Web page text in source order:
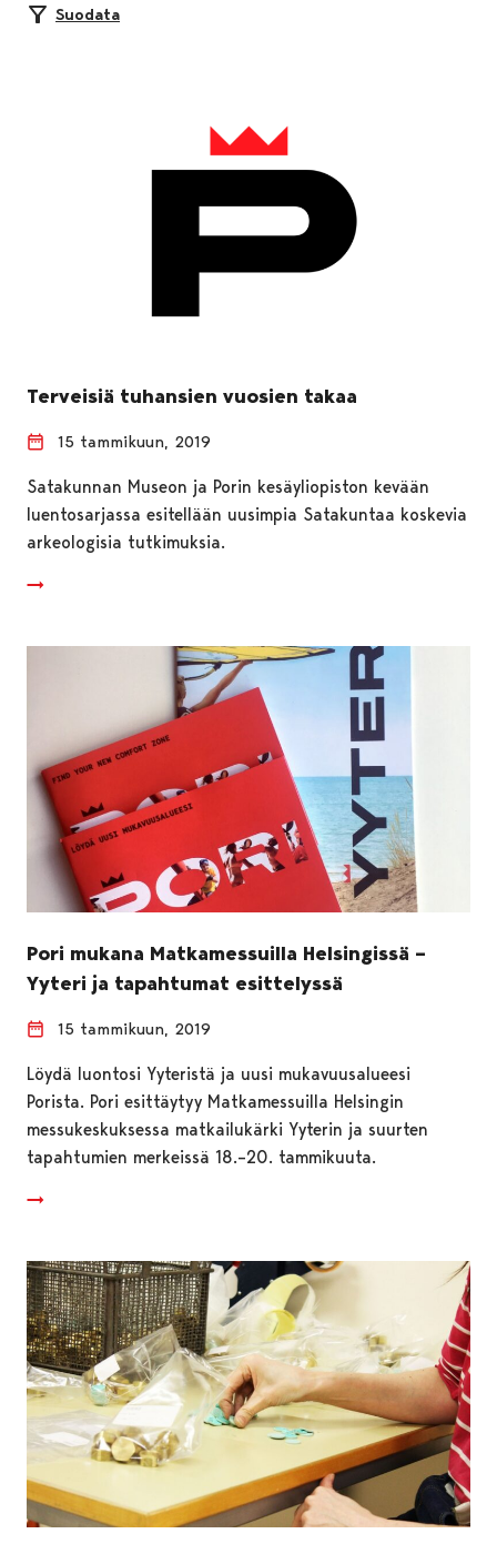
Suodata
Terveisiä tuhansien vuosien takaa
15 tammikuun, 2019
Satakunnan Museon ja Porin kesäyliopiston kevään
luentosarjassa esitellään uusimpia Satakuntaa koskevia
arkeologisia tutkimuksia.
Pori mukana Matkamessuilla Helsingissä –
Yyteri ja tapahtumat esittelyssä
15 tammikuun, 2019
Löydä luontosi Yyteristä ja uusi mukavuusalueesi
Porista. Pori esittäytyy Matkamessuilla Helsingin
messukeskuksessa matkailukärki Yyterin ja suurten
tapahtumien merkeissä 18.–20. tammikuuta.